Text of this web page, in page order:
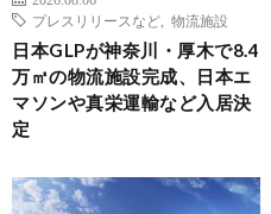
プレスリリースなど
物流施設
日本GLPが神奈川・厚木で8.4
万㎡の物流施設完成、日本エ
マソンや真栄運輸など入居決
定